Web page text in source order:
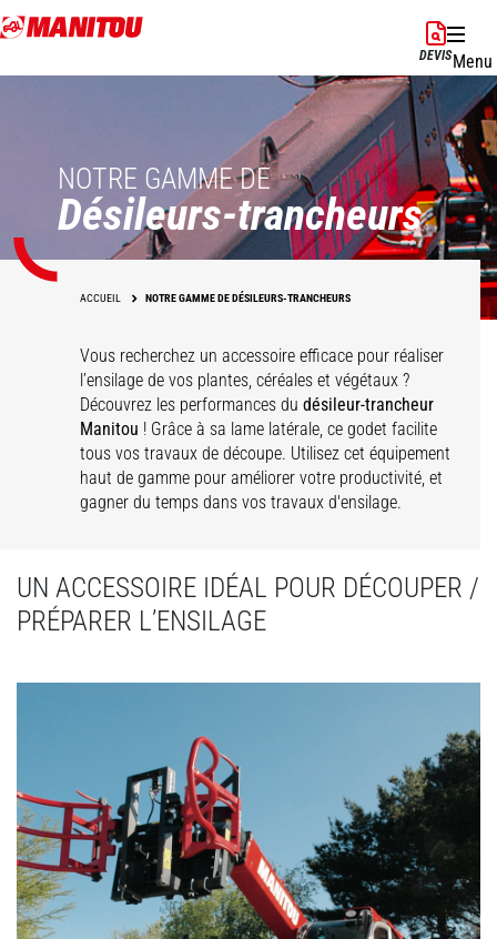
Aller
au
DEVISMenu
NOTRE GAMME DE
Désileurs-trancheurs
ACCUEIL NOTRE GAMME DE DÉSILEURS-TRANCHEURS
Vous recherchez un accessoire efficace pour réaliser
l’ensilage de vos plantes, céréales et végétaux ?
Découvrez les performances dudésileur-trancheur
Manitou ! Grâce à sa lame latérale, ce godet facilite
tous vos travaux de découpe. Utilisez cet équipement
haut de gamme pour améliorer votre productivité, et
gagner du temps dans vos travaux d'ensilage.
UN ACCESSOIRE IDÉAL POUR DÉCOUPER /
PRÉPARER L’ENSILAGE